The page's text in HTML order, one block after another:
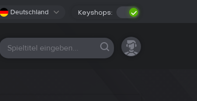
Deutschland Keyshops:
Alle Plattformen